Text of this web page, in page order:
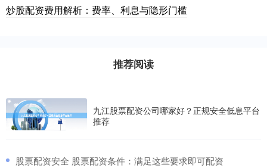
炒股配资费用解析：费率、利息与隐形门槛
推荐阅读
九江股票配资公司哪家好？正规安全低息平台
推荐
​股票配资安全 股票配资条件：满足这些要求即可配资